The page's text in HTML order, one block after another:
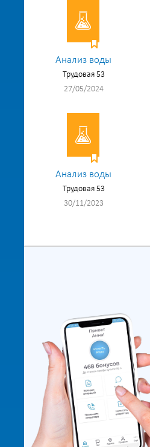
Анализ воды
Трудовая 53
27/05/2024
Анализ воды
Трудовая 53
30/11/2023